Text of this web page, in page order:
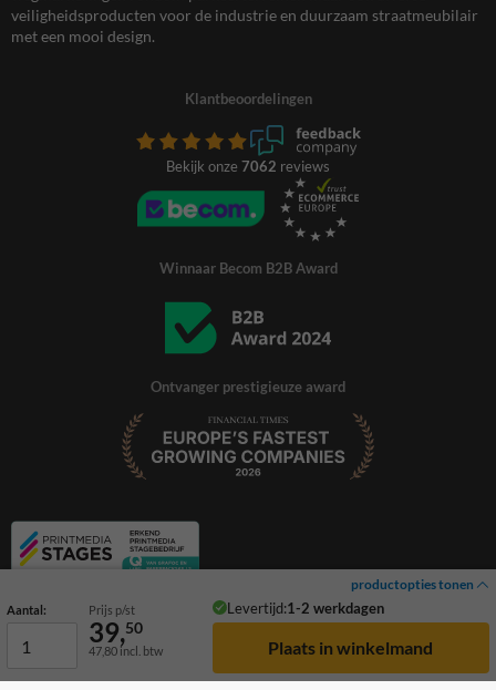
productopties tonen
Aantal: Prijs p/st Levertijd:1-2 werkdagen
39,50
47,80 incl. btw
veiligheidsproducten voor de industrie en duurzaam straatmeubilair
met een mooi design.
Klantbeoordelingen
Bekijk onze 7062 reviews
Winnaar Becom B2B Award
Ontvanger prestigieuze award
© 2026 TrafficSupply. Alle rechten voorbehouden.